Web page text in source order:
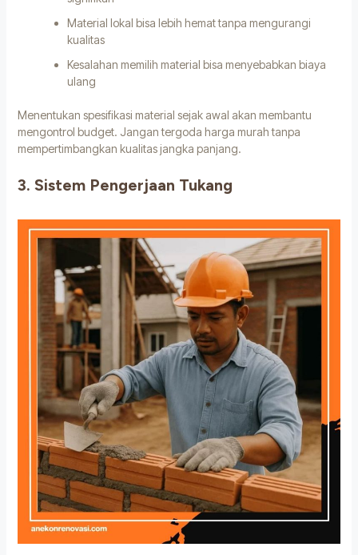
Material lokal bisa lebih hemat tanpa mengurangi
kualitas
Kesalahan memilih material bisa menyebabkan biaya
ulang
Menentukan spesifikasi material sejak awal akan membantu
mengontrol budget. Jangan tergoda harga murah tanpa
mempertimbangkan kualitas jangka panjang.
3. Sistem Pengerjaan Tukang